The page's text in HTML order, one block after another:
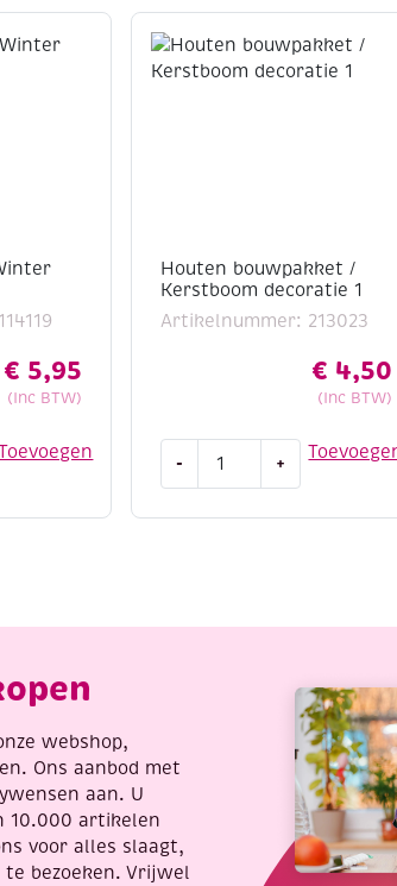
€ 5,95
(Inc BTW)
Houten bouwpakket /
Kerstboom decoratie 1
Artikelnummer: 213023
€ 4,50
(Inc BTW)
-
bouwpakket
+
webshop,
Ons aanbod met
aan. U
10.000 artikelen
voor alles slaagt,
bezoeken. Vrijwel